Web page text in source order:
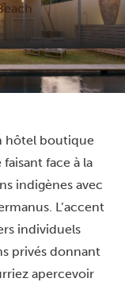
hôtel boutique
face à la
indigènes avec
L’accent
individuels
privés donnant
apercevoir